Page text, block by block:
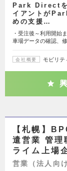
Park Directを
イアントが
めの支援…
・受注後～利用開始
車場データの確認、
会社概要 モビリテ
【札幌】
遣営業 管理
ライム上場
営業（法人向け